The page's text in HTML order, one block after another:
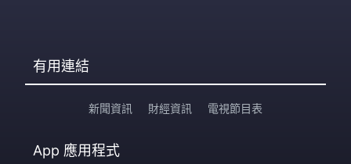
有用連結
新聞資訊 財經資訊 電視節目表
App 應用程式